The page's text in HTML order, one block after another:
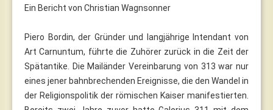
Ein Bericht von Christian Wagnsonner
Piero Bordin, der Gründer und langjährige Intendant von
Art Carnuntum, führte die Zuhörer zurück in die Zeit der
Spätantike. Die Mailänder Vereinbarung von 313 war nur
eines jener bahnbrechenden Ereignisse, die den Wandel in
der Religionspolitik der römischen Kaiser manifestierten.